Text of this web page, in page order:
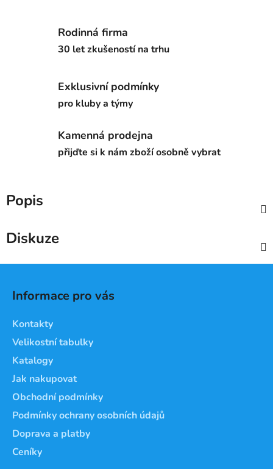
Rodinná firma
30 let zkušeností na trhu
Exklusivní podmínky
pro kluby a týmy
Kamenná prodejna
přijďte si k nám zboží osobně vybrat
Popis
Diskuze
Informace pro vás
Kontakty
Velikostní tabulky
Katalogy
Jak nakupovat
Obchodní podmínky
Podmínky ochrany osobních údajů
Doprava a platby
Ceníky